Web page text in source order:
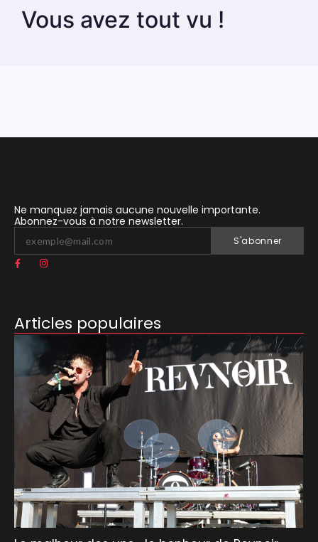
Vous avez tout vu !
Ne manquez jamais aucune nouvelle importante.
Abonnez-vous à notre newsletter.
S'abonner
Articles populaires